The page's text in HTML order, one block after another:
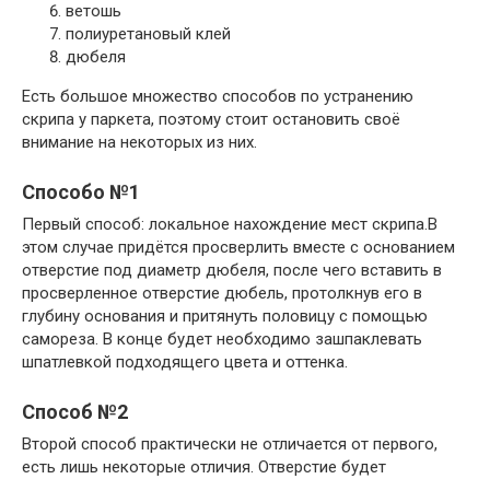
ветошь
полиуретановый клей
дюбеля
Есть большое множество способов по устранению
скрипа у паркета, поэтому стоит остановить своё
внимание на некоторых из них.
Способо №1
Первый способ: локальное нахождение мест скрипа.В
этом случае придётся просверлить вместе с основанием
отверстие под диаметр дюбеля, после чего вставить в
просверленное отверстие дюбель, протолкнув его в
глубину основания и притянуть половицу с помощью
самореза. В конце будет необходимо зашпаклевать
шпатлевкой подходящего цвета и оттенка.
Способ №2
Второй способ практически не отличается от первого,
есть лишь некоторые отличия. Отверстие будет